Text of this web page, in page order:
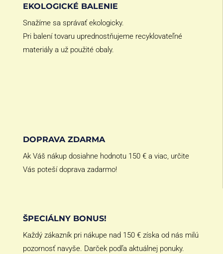
EKOLOGICKÉ BALENIE
Snažíme sa správať ekologicky.
Pri balení tovaru uprednostňujeme recyklovateľné
materiály a už použité obaly.
DOPRAVA ZDARMA
Ak Váš nákup dosiahne hodnotu 150 € a viac, určite
Vás poteší doprava zadarmo!
ŠPECIÁLNY BONUS!
Každý zákazník pri nákupe nad 150 € získa od nás milú
pozornosť navyše. Darček podľa aktuálnej ponuky.